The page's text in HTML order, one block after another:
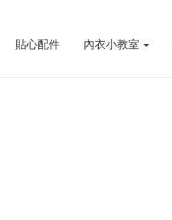
貼心配件 內衣小教室